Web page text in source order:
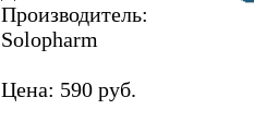
Производитель:
Solopharm
Цена: 590 руб.